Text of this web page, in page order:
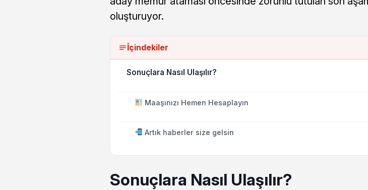
oluşturuyor.
İçindekiler
Sonuçlara Nasıl Ulaşılır?
Maaşınızı Hemen Hesaplayın
Artık haberler size gelsin
Sonuçlara Nasıl Ulaşılır?